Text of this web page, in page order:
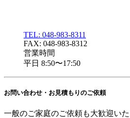
TEL: 048-983-8311
FAX: 048-983-8312
営業時間
平日 8:50〜17:50
お問い合わせ・ お見積もりのご依頼
一般のご家庭のご依頼も大歓迎いた